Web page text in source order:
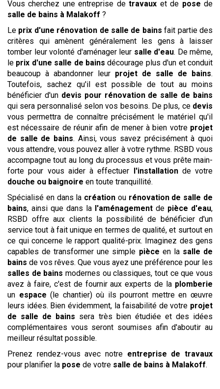
Vous cherchez une entreprise detravaux et de pose de
salle de bains à Malakoff ?
Le prix d'une rénovation de salle de bains fait partie des
critères qui amènent généralement les gens à laisser
tomber leur volonté d'aménager leur salle d'eau. De même,
le prix d'une salle de bains décourage plus d'un et conduit
beaucoup à abandonner leur projet de salle de bains.
Toutefois, sachez qu'il est possible de tout au moins
bénéficier d'un devis pour rénovation de salle de bains
qui sera personnalisé selon vos besoins. De plus, ce devis
vous permettra de connaître précisément le matériel qu'il
est nécessaire de réunir afin de mener à bien votre projet
de salle de bains. Ainsi, vous savez précisément à quoi
vous attendre, vous pouvez aller à votre rythme. RSBD vous
accompagne tout au long du processus et vous prête main-
forte pour vous aider à effectuer
l'installationde votre
douche ou baignoire en toute tranquillité.
Spécialisé en dans la création ou rénovation de salle de
bains, ainsi que dans la l'aménagement de pièce d'eau,
RSBD offre aux clients la possibilité de bénéficier d'un
service tout à fait unique en termes de qualité, et surtout en
ce qui concerne le rapport qualité-prix. Imaginez des gens
capables de transformer une simple pièce en la salle de
bains de vos rêves. Que vous ayez une préférence pour les
salles de bains modernes ou classiques, tout ce que vous
avez à faire, c'est de fournir aux experts de la plomberie
un espace (le chantier) où ils pourront mettre en œuvre
leurs idées. Bien évidemment, la faisabilité de votre projet
de salle de bains sera très bien étudiée et des idées
complémentaires vous seront soumises afin d'aboutir au
meilleur résultat possible.
Prenez rendez-vous avec notre entreprise de travaux
pour planifier la pose de votre salle de bains à Malakoff.